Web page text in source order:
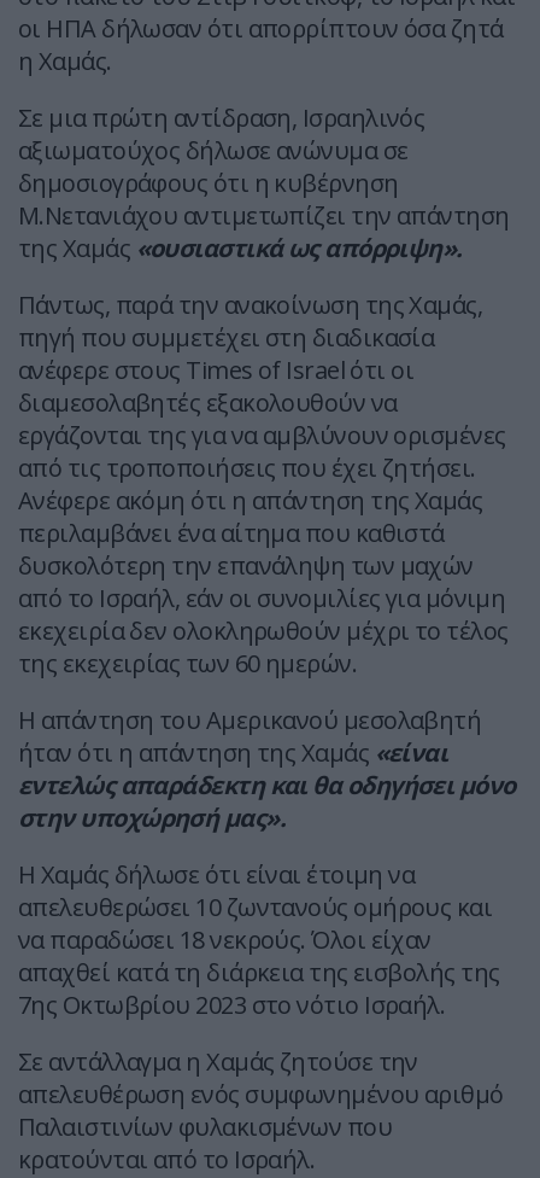
οι ΗΠΑ δήλωσαν ότι απορρίπτουν όσα ζητά
η Χαμάς.
Σε μια πρώτη αντίδραση, Ισραηλινός
αξιωματούχος δήλωσε ανώνυμα σε
δημοσιογράφους ότι η κυβέρνηση
Μ.Νετανιάχου αντιμετωπίζει την απάντηση
της Χαμάς «ουσιαστικά ως απόρριψη».
Πάντως, παρά την ανακοίνωση της Χαμάς,
πηγή που συμμετέχει στη διαδικασία
ανέφερε στους Times of Israel ότι οι
διαμεσολαβητές εξακολουθούν να
εργάζονται της για να αμβλύνουν ορισμένες
από τις τροποποιήσεις που έχει ζητήσει.
Ανέφερε ακόμη ότι η απάντηση της Χαμάς
περιλαμβάνει ένα αίτημα που καθιστά
δυσκολότερη την επανάληψη των μαχών
από το Ισραήλ, εάν οι συνομιλίες για μόνιμη
εκεχειρία δεν ολοκληρωθούν μέχρι το τέλος
της εκεχειρίας των 60 ημερών.
Η απάντηση του Αμερικανού μεσολαβητή
ήταν ότι η απάντηση της Χαμάς «είναι
εντελώς απαράδεκτη και θα οδηγήσει μόνο
στην υποχώρησή μας».
Η Χαμάς δήλωσε ότι είναι έτοιμη να
απελευθερώσει 10 ζωντανούς ομήρους και
να παραδώσει 18 νεκρούς. Όλοι είχαν
απαχθεί κατά τη διάρκεια της εισβολής της
7ης Οκτωβρίου 2023 στο νότιο Ισραήλ.
Σε αντάλλαγμα η Χαμάς ζητούσε την
απελευθέρωση ενός συμφωνημένου αριθμό
Παλαιστινίων φυλακισμένων που
κρατούνται από το Ισραήλ.